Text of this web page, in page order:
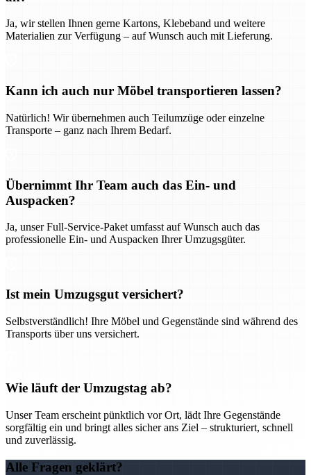
Ja, wir stellen Ihnen gerne Kartons, Klebeband und weitere
Materialien zur Verfügung – auf Wunsch auch mit Lieferung.
Kann ich auch nur Möbel transportieren lassen?
Natürlich! Wir übernehmen auch Teilumzüge oder einzelne
Transporte – ganz nach Ihrem Bedarf.
Übernimmt Ihr Team auch das Ein- und
Auspacken?
Ja, unser Full-Service-Paket umfasst auf Wunsch auch das
professionelle Ein- und Auspacken Ihrer Umzugsgüter.
Ist mein Umzugsgut versichert?
Selbstverständlich! Ihre Möbel und Gegenstände sind während des
Transports über uns versichert.
Wie läuft der Umzugstag ab?
Unser Team erscheint pünktlich vor Ort, lädt Ihre Gegenstände
sorgfältig ein und bringt alles sicher ans Ziel – strukturiert, schnell
und zuverlässig.
Alle Fragen geklärt?